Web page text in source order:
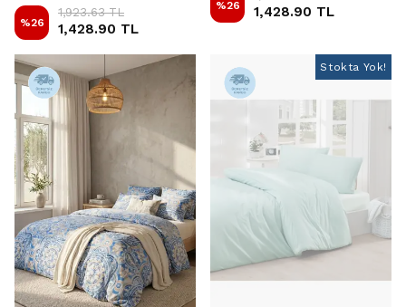
%26
1,923.63 TL
1,428.90 TL
%26 1,428.90 TL
Stokta Yok!